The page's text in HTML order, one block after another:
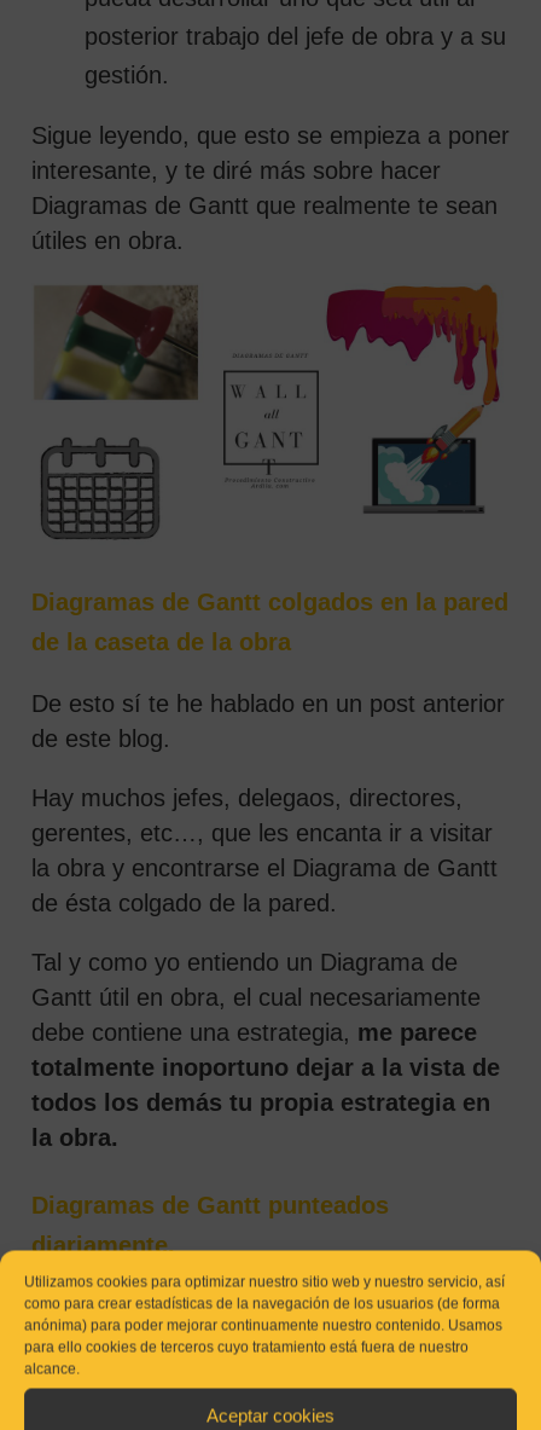
Utilizamos cookies para optimizar nuestro sitio web y nuestro servicio, así
como para crear estadísticas de la navegación de los usuarios (de forma
anónima) para poder mejorar continuamente nuestro contenido. Usamos
para ello cookies de terceros cuyo tratamiento está fuera de nuestro
alcance.
Aceptar cookies
posterior trabajo del jefe de obra y a su
gestión.
Sigue leyendo, que esto se empieza a poner
interesante, y te diré más sobre hacer
Diagramas de Gantt que realmente te sean
útiles en obra.
Diagramas de Gantt colgados en la pared
de la caseta de la obra
De esto sí te he hablado en un post anterior
de este blog.
Hay muchos jefes, delegaos, directores,
gerentes, etc…, que les encanta ir a visitar
la obra y encontrarse el Diagrama de Gantt
de ésta colgado de la pared.
Tal y como yo entiendo un Diagrama de
Gantt útil en obra, el cual necesariamente
debe contiene una estrategia, me parece
totalmente inoportuno dejar a la vista de
todos los demás tu propia estrategia en
la obra.
Diagramas de Gantt punteados
diariamente.
Además del punto anterior, que por sí solo,
serviría para decorar la caseta únicamente.
A la dirección de la empresa y a muchos
jefes, les encanta encontrarse el Diagrama